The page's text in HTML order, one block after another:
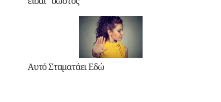
Αυτό Σταματάει Εδώ